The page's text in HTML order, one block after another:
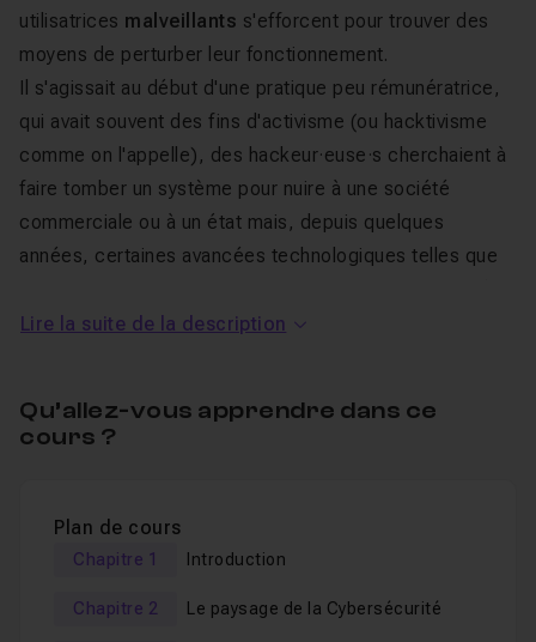
utilisatrices malveillants s'efforcent pour trouver des
moyens de perturber leur fonctionnement.
Il s'agissait au début d'une pratique peu rémunératrice,
qui avait souvent des fins d'activisme (ou hacktivisme
comme on l'appelle), des hackeur·euse·s cherchaient à
faire tomber un système pour nuire à une société
commerciale ou à un état mais, depuis quelques
années, certaines avancées technologiques telles que
leur permettent de monétiser beaucoup plus facilement
Ces avancées technologiques-là et d'autres encore
permettent aussi aux sociétés commerciales de pister
présenter des publicités plus efficaces et les inciter à
plus dépenser.
progrès et mettent en place des systèmes de plus en
Lire la suite de la description
Qu’allez-vous apprendre dans ce
cours ?
Plan de cours
Chapitre 1 Introduction
Chapitre 2 Le paysage de la Cybersécurité